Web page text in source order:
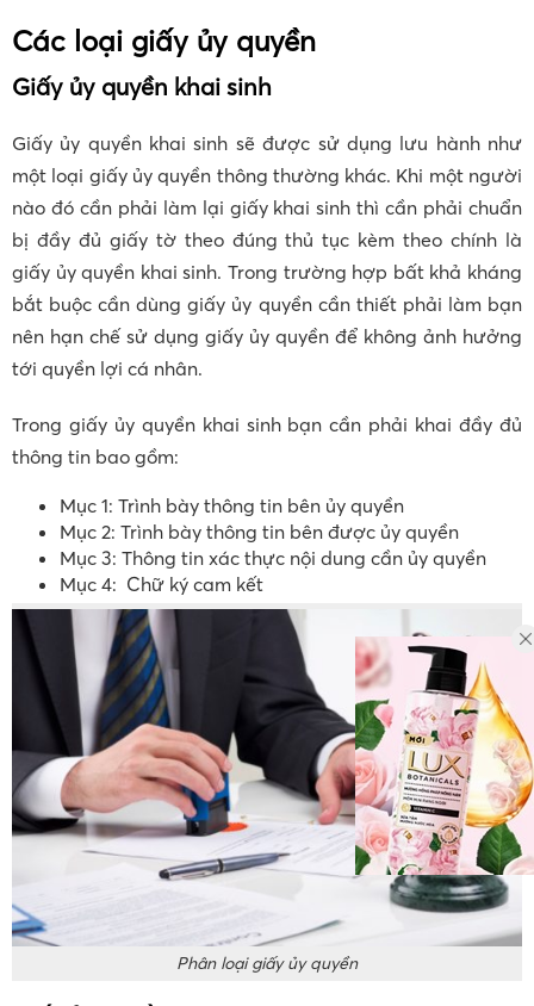
Các loại giấy ủy quyền
Giấy ủy quyền khai sinh
Giấy ủy quyền khai sinh sẽ được sử dụng lưu hành như
một loại giấy ủy quyền thông thường khác. Khi một người
nào đó cần phải làm lại giấy khai sinh thì cần phải chuẩn
bị đầy đủ giấy tờ theo đúng thủ tục kèm theo chính là
giấy ủy quyền khai sinh. Trong trường hợp bất khả kháng
bắt buộc cần dùng giấy ủy quyền cần thiết phải làm bạn
nên hạn chế sử dụng giấy ủy quyền để không ảnh hưởng
tới quyền lợi cá nhân.
Trong giấy ủy quyền khai sinh bạn cần phải khai đầy đủ
thông tin bao gồm:
Mục 1: Trình bày thông tin bên ủy quyền
Mục 2: Trình bày thông tin bên được ủy quyền
Mục 3: Thông tin xác thực nội dung cần ủy quyền
Mục 4: Chữ ký cam kết
Phân loại giấy ủy quyền